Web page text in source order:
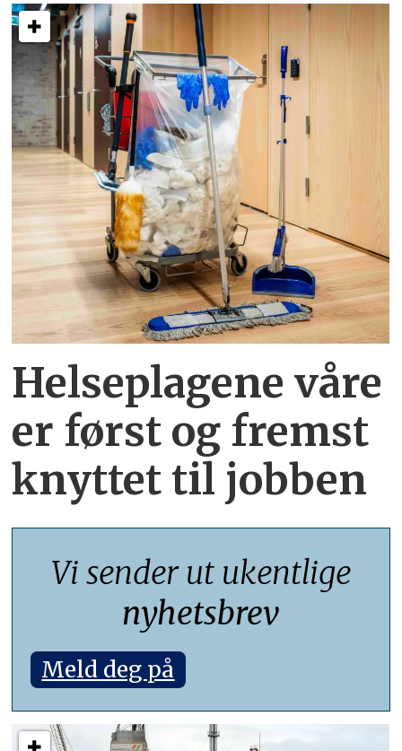
Helseplagene våre
er først og fremst
knyttet til jobben
Vi sender ut ukentlige
nyhetsbrev
Meld deg på